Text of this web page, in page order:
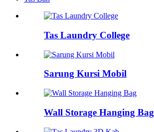
Tas Laundry College
Sarung Kursi Mobil
Wall Storage Hanging Bag